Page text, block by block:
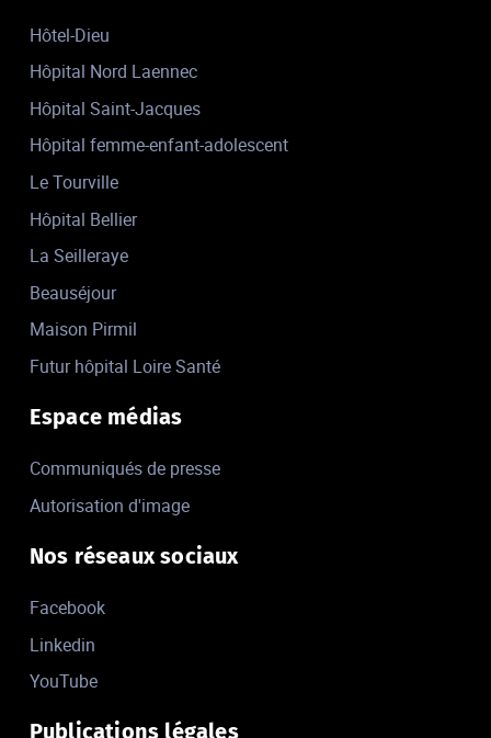
Hôtel-Dieu
Hôpital Nord Laennec
Hôpital Saint-Jacques
Hôpital femme-enfant-adolescent
Le Tourville
Hôpital Bellier
La Seilleraye
Beauséjour
Maison Pirmil
Futur hôpital Loire Santé
Espace médias
Communiqués de presse
Autorisation d'image
Nos réseaux sociaux
Facebook
Linkedin
YouTube
Publications légales